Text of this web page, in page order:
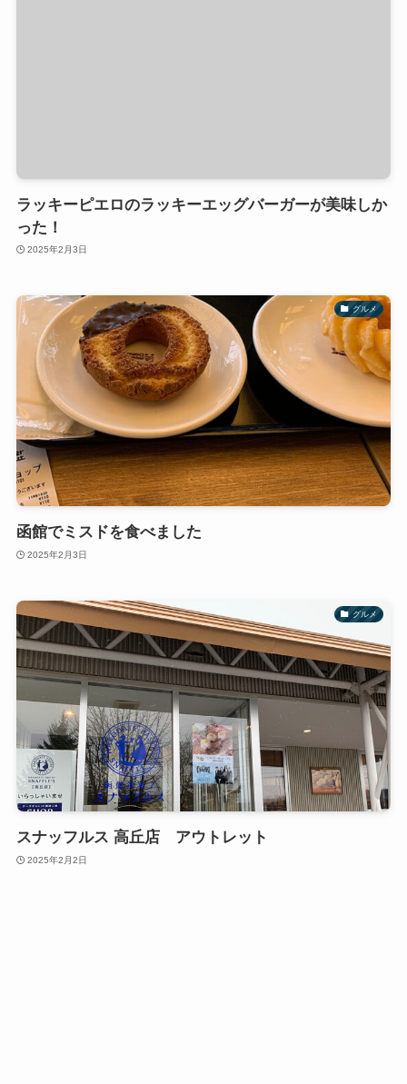
ラッキーピエロのラッキーエッグバーガーが美味しか
った！
2025年2月3日
グルメ
函館でミスドを食べました
2025年2月3日
グルメ
スナッフルス 高丘店 アウトレット
2025年2月2日